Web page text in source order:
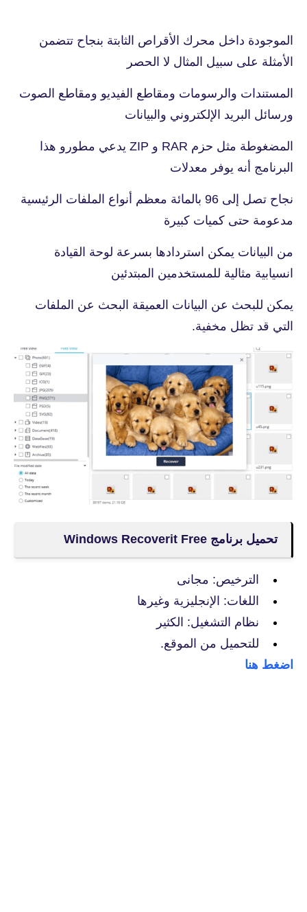
الموجودة داخل محرك الأقراص الثابتة بنجاح تتضمن
الأمثلة على سبيل المثال لا الحصر
المستندات والرسومات ومقاطع الفيديو ومقاطع الصوت
ورسائل البريد الإلكتروني والبيانات
المضغوطة مثل حزم RAR و ZIP يدعي مطورو هذا
البرنامج أنه يوفر معدلات
نجاح تصل إلى 96 بالمائة معظم أنواع الملفات الرئيسية
مدعومة حتى كميات كبيرة
من البيانات يمكن استردادها بسرعة لوحة القيادة
انسيابية مثالية للمستخدمين المبتدئين
يمكن للبحث عن البيانات العميقة البحث عن الملفات
التي قد تظل مخفية.
تحميل برنامج Windows Recoverit Free
الترخيص: مجانى
اللغات: الإنجليزية وغيرها
نظام التشغيل: الكثير
للتحميل من الموقع.
اضغط هنا